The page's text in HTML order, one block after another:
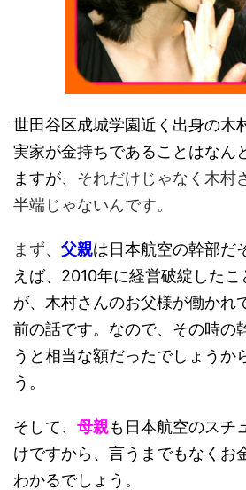
世田谷区成城学園近く出身の木
実家が金持ちであることはなん
ますが、 それだけじゃなく木村
半端じゃないんです。
まず、 父親は日本航空の幹部だ
えば、2010年に経営破綻した
が、木村さんのお父様が働かれ
前の話です。なので、その時の
うと相当な額だったでしょうか
う。
そして、 母親も日本航空のスチ
けですから、言うまでもなくお
わかるでしょう。